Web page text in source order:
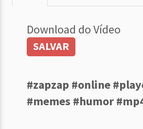
Download do Vídeo
SALVAR
#zapzap #online
#memes #humor